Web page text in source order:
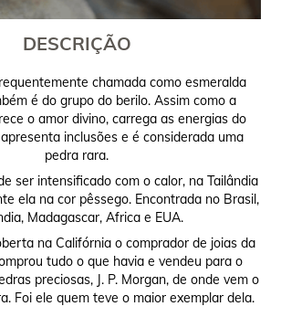
DESCRIÇÃO
chamada como esmeralda
é do grupo do berilo. Assim como a
o amor divino, carrega as energias do
inclusões e é considerada uma
pedra rara.
ser intensificado com o calor, na Tailândia
ela na cor pêssego. Encontrada no Brasil,
Madagascar, Africa e EUA.
na Califórnia o comprador de joias da
tudo o que havia e vendeu para o
preciosas, J. P. Morgan, de onde vem o
Foi ele quem teve o maior exemplar dela.